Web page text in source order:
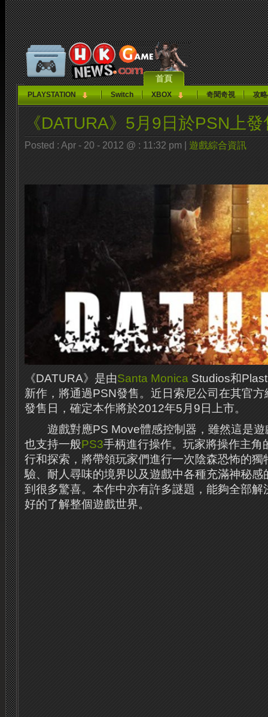
首頁
PLAYSTATION Switch XBOX 奇聞奇視 攻
《DATURA》5月9日於PSN上發
Posted : Apr - 20 - 2012 @ : 11:32 pm | 遊戲綜合資訊
《DATURA》是由Santa Monica Studios和
新作，將通過PSN發售。近日索尼公司在其官
發售日，確定本作將於2012年5月9日上市。
遊戲對應PS Move體感控制器，雖然這是遊
也支持一般PS3手柄進行操作。玩家將操作主角
行和探索，將帶領玩家們進行一次陰森恐怖的獨
驗、耐人尋味的境界以及遊戲中各種充滿神秘感
到很多驚喜。本作中亦有許多謎題，能夠全部解
好的了解整個遊戲世界。